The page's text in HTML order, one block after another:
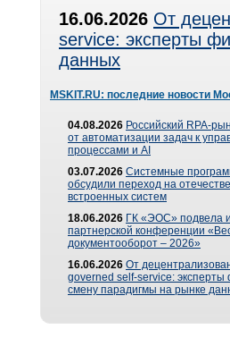
16.06.2026 От
service: эксперты
данных
MSKIT.RU: последние новости
04.08.2026 Российский RPA-
от автоматизации задач к
процессами и AI
03.07.2026 Системные
обсудили переход на
встроенных систем
18.06.2026 ГК «ЭОС» подвела
партнерской конференции
документооборот – 2026»
16.06.2026 От
governed self-service: эксперты
смену парадигмы на рынке